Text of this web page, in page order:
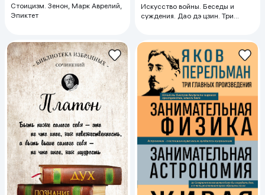
Стоицизм. Зенон, Марк Аврелий,
Эпиктет
Искусство войны. Беседы и
суждения. Дао дэ цзин. Три